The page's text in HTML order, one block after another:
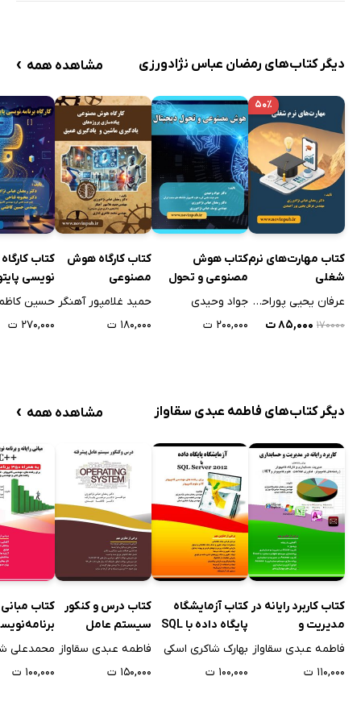
دیگر کتاب‌های رمضان عباس نژادورزی مشاهده همه ›
۵۰٪
کتاب مهارت‌های نرم
شغلی
عرفان یحیی پوراحمدی
۱۷۰۰۰۰ ۸۵,۰۰۰ ت
کتاب هوش
مصنوعی و تحول
دیجیتال
جواد وحیدی
۲۰۰,۰۰۰ ت
کتاب کارگاه هوش
مصنوعی
حمید غلامپور آهنگر
۱۸۰,۰۰۰ ت
کتاب
نویسی
زبان ساده
حسین
۲۷۰,۰۰۰ ت
دیگر کتاب‌های فاطمه عبدی سقاواز مشاهده همه ›
کتاب کاربرد رایانه در
مدیریت و
حسابداری
فاطمه عبدی سقاواز
۱۱۰,۰۰۰ ت
کتاب آزمایشگاه
پایگاه داده با SQL
Server 2012
بهارک شاکری اسکی
۱۰۰,۰۰۰ ت
کتاب درس و کنکور
سیستم عامل
پیشرفته
فاطمه عبدی سقاواز
۱۵۰,۰۰۰ ت
کتاب مبانی
زبان ++C
۱۰۰,۰۰۰ ت